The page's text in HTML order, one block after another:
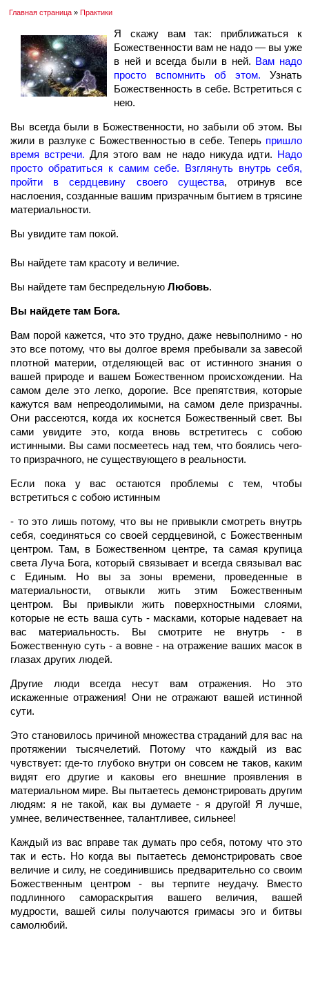
Главная страница » Практики
Я скажу вам так: приближаться к
Божественности вам не надо — вы уже
в ней и всегда были в ней. Вам надо
просто вспомнить об этом. Узнать
Божественность в себе. Встретиться с
нею.
Вы всегда были в Божественности, но забыли об этом. Вы
жили в разлуке с Божественностью в себе. Теперь пришло
время встречи. Для этого вам не надо никуда идти. Надо
просто обратиться к самим себе. Взглянуть внутрь себя,
пройти в сердцевину своего существа, отринув все
наслоения, созданные вашим призрачным бытием в трясине
материальности.
Вы увидите там покой.
Вы найдете там красоту и величие.
Вы найдете там беспредельную Любовь.
Вы найдете там Бога.
Вам порой кажется, что это трудно, даже невыполнимо - но
это все потому, что вы долгое время пребывали за завесой
плотной материи, отделяющей вас от истинного знания о
вашей природе и вашем Божественном происхождении. На
самом деле это легко, дорогие. Все препятствия, которые
кажутся вам непреодолимыми, на самом деле призрачны.
Они рассеются, когда их коснется Божественный свет. Вы
сами увидите это, когда вновь встретитесь с собою
истинными. Вы сами посмеетесь над тем, что боялись чего-
то призрачного, не существующего в реальности.
Если пока у вас остаются проблемы с тем, чтобы
встретиться с собою истинным
- то это лишь потому, что вы не привыкли смотреть внутрь
себя, соединяться со своей сердцевиной, с Божественным
центром. Там, в Божественном центре, та самая крупица
света Луча Бога, который связывает и всегда связывал вас
с Единым. Но вы за зоны времени, проведенные в
материальности, отвыкли жить этим Божественным
центром. Вы привыкли жить поверхностными слоями,
которые не есть ваша суть - масками, которые надевает на
вас материальность. Вы смотрите не внутрь - в
Божественную суть - а вовне - на отражение ваших масок в
глазах других людей.
Другие люди всегда несут вам отражения. Но это
искаженные отражения! Они не отражают вашей истинной
сути.
Это становилось причиной множества страданий для вас на
протяжении тысячелетий. Потому что каждый из вас
чувствует: где-то глубоко внутри он совсем не таков, каким
видят его другие и каковы его внешние проявления в
материальном мире. Вы пытаетесь демонстрировать другим
людям: я не такой, как вы думаете - я другой! Я лучше,
умнее, величественнее, талантливее, сильнее!
Каждый из вас вправе так думать про себя, потому что это
так и есть. Но когда вы пытаетесь демонстрировать свое
величие и силу, не соединившись предварительно со своим
Божественным центром - вы терпите неудачу. Вместо
подлинного самораскрытия вашего величия, вашей
мудрости, вашей силы получаются гримасы эго и битвы
самолюбий.